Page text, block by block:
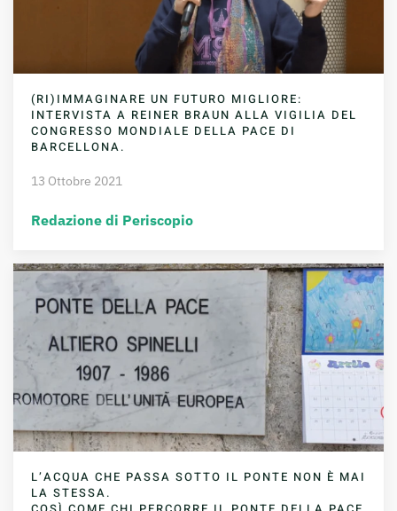
(RI)IMMAGINARE UN FUTURO MIGLIORE:
INTERVISTA A REINER BRAUN ALLA VIGILIA DEL
CONGRESSO MONDIALE DELLA PACE DI
BARCELLONA.
13 Ottobre 2021
Redazione di Periscopio
L’ACQUA CHE PASSA SOTTO IL PONTE NON È MAI
LA STESSA.